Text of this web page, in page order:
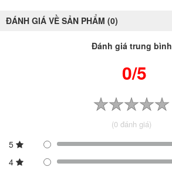
ĐÁNH GIÁ VỀ SẢN PHẨM (0)
Đánh giá trung bình
0/5
(0 đánh giá)
5
4